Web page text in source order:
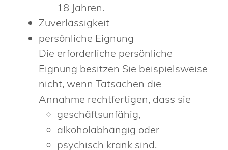
18 Jahren.
Zuverlässigkeit
persönliche Eignung
Die erforderliche persönliche
Eignung besitzen Sie beispielsweise
nicht, wenn Tatsachen die
Annahme rechtfertigen, dass sie
geschäftsunfähig,
alkoholabhängig oder
psychisch krank sind.